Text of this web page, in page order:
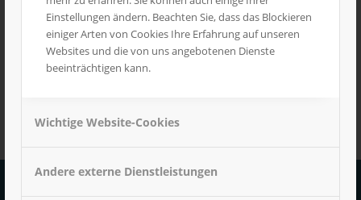
Einstellungen ändern. Beachten Sie, dass das Blockieren
einiger Arten von Cookies Ihre Erfahrung auf unseren
Websites und die von uns angebotenen Dienste
beeinträchtigen kann.
Wichtige Website-Cookies
Andere externe Dienstleistungen